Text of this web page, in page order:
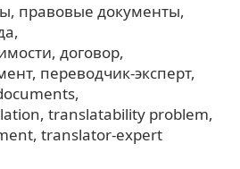
правовые документы
договор
переводчик-эксперт
translatability problem
translator-expert